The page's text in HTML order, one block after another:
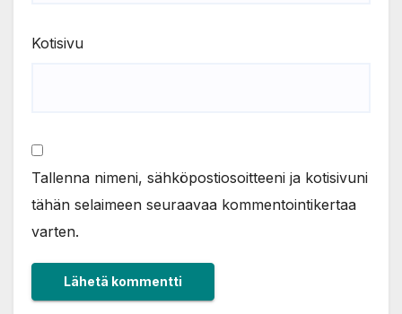
Kotisivu
Tallenna nimeni, sähköpostiosoitteeni ja kotisivuni
tähän selaimeen seuraavaa kommentointikertaa
varten.